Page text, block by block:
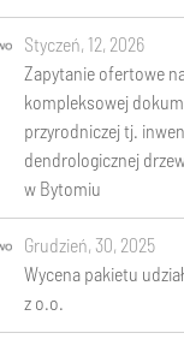
styczeń, 12, 2026
Zapytanie ofertowe
kompleksowej
przyrodniczej tj.
dendrologicznej
w Bytomiu
grudzień, 30, 2025
Wycena pakietu
z o.o.